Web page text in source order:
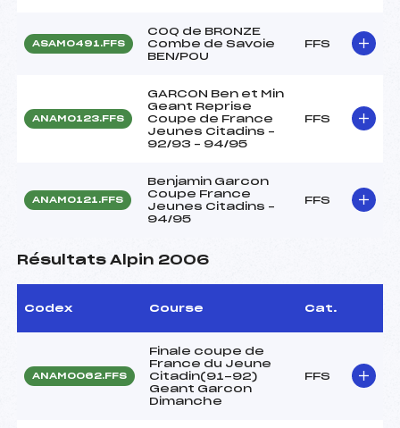
ASAM0491.FFS
COQ de BRONZE
Combe de Savoie
BEN/POU
FFS
ANAM0123.FFS
GARCON Ben et Min
Geant Reprise
Coupe de France
Jeunes Citadins –
92/93 – 94/95
FFS
ANAM0121.FFS
Benjamin Garcon
Coupe France
Jeunes Citadins –
94/95
FFS
Résultats Alpin 2006
Codex Course Cat.
ANAM0062.FFS
Finale coupe de
France du Jeune
Citadin(91-92)
Geant Garcon
Dimanche
FFS